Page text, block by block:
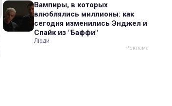
Вампиры, в которых
влюблялись миллионы: как
сегодня изменились Энджел и
Спайк из "Баффи"
Люди